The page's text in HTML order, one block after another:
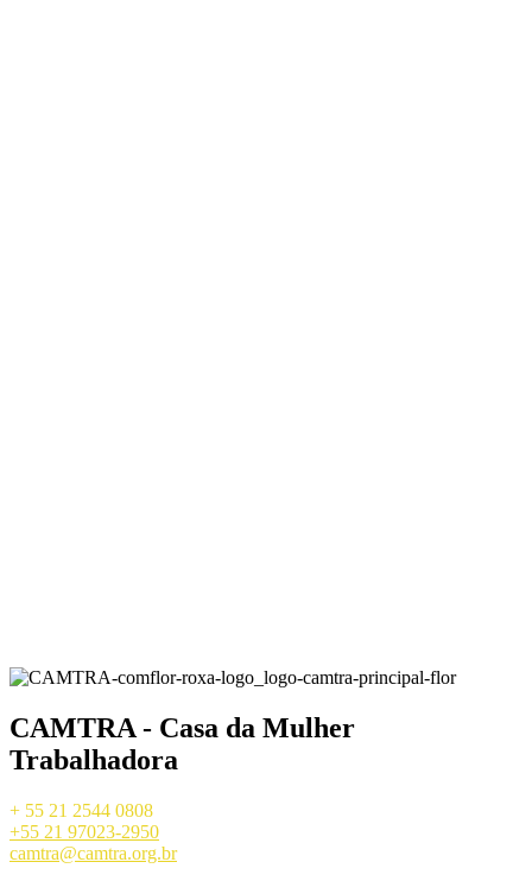
CAMTRA - Casa da Mulher
Trabalhadora
+ 55 21 2544 0808
+55 21 97023-2950
camtra@camtra.org.br